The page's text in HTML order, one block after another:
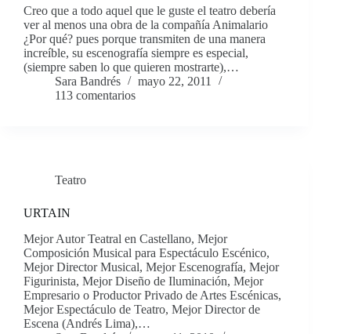
Creo que a todo aquel que le guste el teatro debería
ver al menos una obra de la compañía Animalario
¿Por qué? pues porque transmiten de una manera
increíble, su escenografía siempre es especial,
(siempre saben lo que quieren mostrarte),…
Sara Bandrés
mayo 22, 2011
113 comentarios
Teatro
URTAIN
Mejor Autor Teatral en Castellano, Mejor
Composición Musical para Espectáculo Escénico,
Mejor Director Musical, Mejor Escenografía, Mejor
Figurinista, Mejor Diseño de Iluminación, Mejor
Empresario o Productor Privado de Artes Escénicas,
Mejor Espectáculo de Teatro, Mejor Director de
Escena (Andrés Lima),…